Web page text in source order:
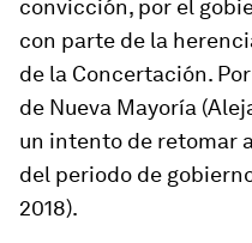
convicción, por el
con parte de la
de la Concertación.
de Nueva Mayoría
un intento de retomar
del periodo de
2018).